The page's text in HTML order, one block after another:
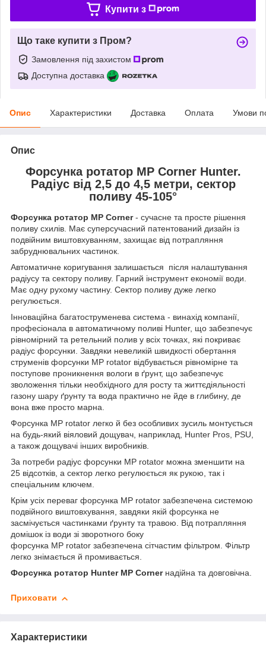
Купити з
Що таке купити з Пром?
Замовлення під захистом
Доступна доставка
Опис Характеристики Доставка Оплата Умови
Опис
Форсунка ротатор MP Corner Hunter.
Радіус від 2,5 до 4,5 метри, сектор
поливу 45-105°
Форсунка ротатор MP Corner- сучасне та просте рішення
поливу схилів. Має суперсучасний патентований дизайн із
подвійним виштовхуванням, захищає від потрапляння
забруднювальних частинок.
Автоматичне коригування залишається після налаштування
радіусу та сектору поливу. Гарний інструмент економії води.
Має одну рухому частину. Сектор поливу дуже легко
регулюється.
Інноваційна багатоструменева система - винахід компанії,
професіонала в автоматичному поливі Hunter, що забезпечує
рівномірний та ретельний полив у всіх точках, які покриває
радіус форсунки. Завдяки невеликій швидкості обертання
струменів форсунки MP rotator відбувається рівномірне та
поступове проникнення вологи в ґрунт, що забезпечує
зволоження тільки необхідного для росту та життєдіяльності
газону шару ґрунту та вода практично не йде в глибину, де
вона вже просто марна.
Форсунка MP rotator легко й без особливих зусиль монтується
на будь-який віяловий дощувач, наприклад, Hunter Pros, PSU,
а також дощувачі інших виробників.
За потреби радіус форсунки MP rotator можна зменшити на
25 відсотків, а сектор легко регулюється як рукою, так і
спеціальним ключем.
Крім усіх переваг форсунка MP rotator забезпечена системою
подвійного виштовхування, завдяки якій форсунка не
засмічується частинками ґрунту та травою. Від потрапляння
домішок із води зі зворотного боку
форсунка MP rotator забезпечена сітчастим фільтром. Фільтр
легко знімається й промивається.
Форсунка ротатор Hunter MP Corner надійна та довговічна.
Приховати
Характеристики